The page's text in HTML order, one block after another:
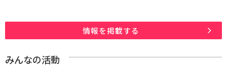
情報を掲載する
みんなの活動